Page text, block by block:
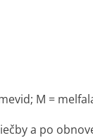
M =
a po